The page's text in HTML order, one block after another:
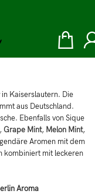
Kaiserslautern. Die
aus Deutschland.
Ebenfalls von Sique
,Grape Mint, Melon Mint,
Aromen mit dem
kombiniert mit leckeren
Aroma